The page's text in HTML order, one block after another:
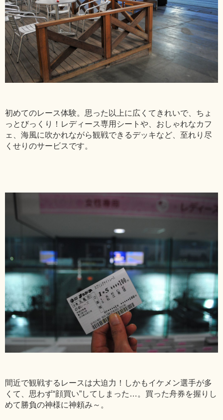
初めてのレース体験。思った以上に広くてきれいで、ちょ
っとびっくり！レディース専用シートや、おしゃれなカフ
ェ、海風に吹かれながら観戦できるデッキなど、至れり尽
くせりのサービスです。
間近で観戦するレースは大迫力！しかもイケメン選手が多
くて、思わず“顔買い”してしまった…。買った舟券を握りし
めて勝負の神様に神頼み～。